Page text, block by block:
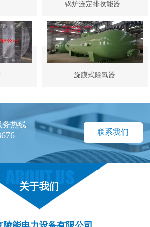
锅炉连定排收能器..
旋膜式除氧器
务热线
联系我们
关于我们
陵能电力设备有限公司